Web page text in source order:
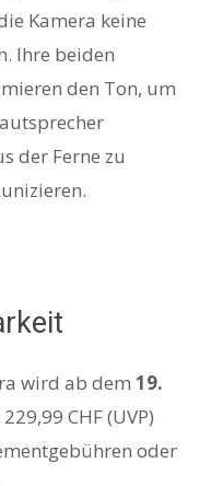
Kamera keine
Ihre beiden
den Ton, um
der Ferne zu
wird ab dem 19.
CHF (UVP)
oder